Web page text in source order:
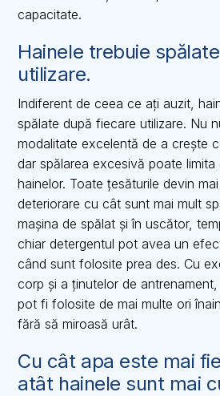
capacitate.
Hainele trebuie
utilizare.
Indiferent de ceea ce ați auzit,
spălate după fiecare utilizare. Nu
modalitate excelentă de a crește
dar spălarea excesivă poate
hainelor. Toate țesăturile devin
deteriorare cu cât sunt mai mult
mașina de spălat și în uscător,
chiar detergentul pot avea un
când sunt folosite prea des. Cu
corp și a ținutelor de
pot fi folosite de mai multe ori
fără să miroasă urât.
Cu cât apa este mai
atât hainele sunt mai